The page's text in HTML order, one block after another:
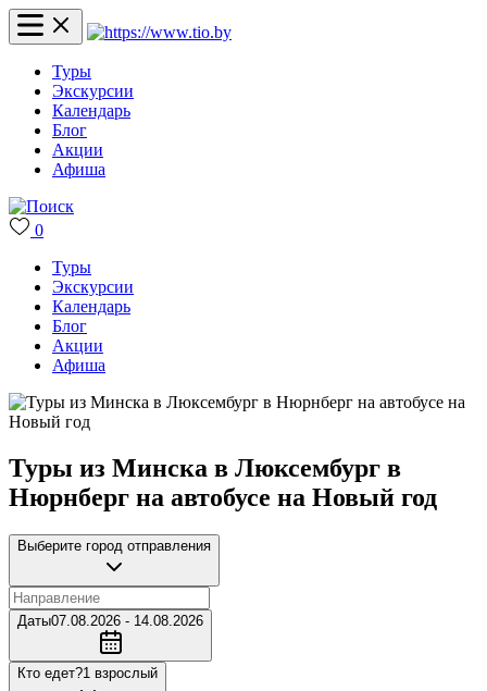
Туры
Экскурсии
Календарь
Блог
Акции
Афиша
0
Туры
Экскурсии
Календарь
Блог
Акции
Афиша
Туры из Минска в Люксембург в
Нюрнберг на автобусе на Новый год
Выберите город отправления
Даты07.08.2026 - 14.08.2026
Кто едет?1 взрослый